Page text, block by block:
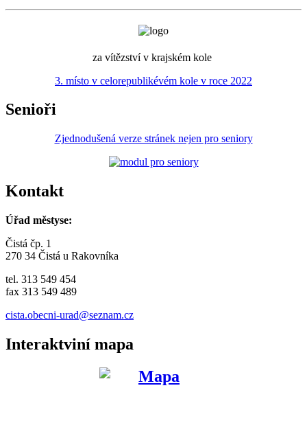
za vítězství v krajském kole
3. místo v celorepublikévém kole v roce 2022
Senioři
Zjednodušená verze stránek nejen pro seniory
Kontakt
Úřad městyse:
Čistá čp. 1
270 34 Čistá u Rakovníka
tel. 313 549 454
fax 313 549 489
cista.obecni-urad@seznam.cz
Interaktviní mapa